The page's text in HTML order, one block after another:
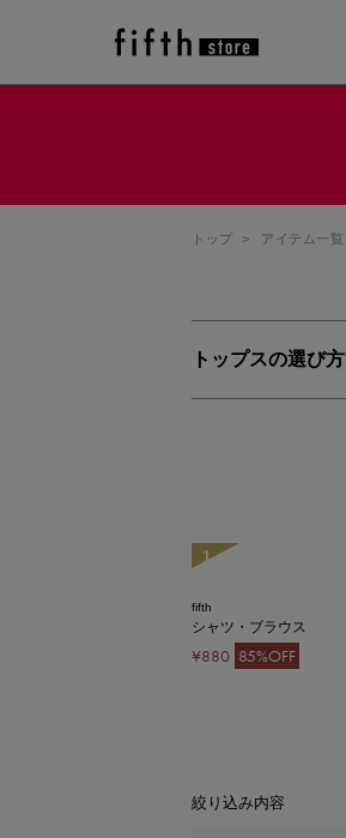
トップ > アイテム一覧
トップスの選び方
1
fifth
シャツ・ブラウス
¥880 85%OFF
絞り込み内容